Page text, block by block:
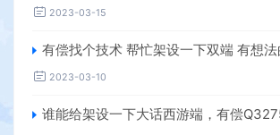
2023-03-15
有偿找个技术 帮忙架设一下双端 有想
2023-03-10
谁能给架设一下大话西游端，有偿